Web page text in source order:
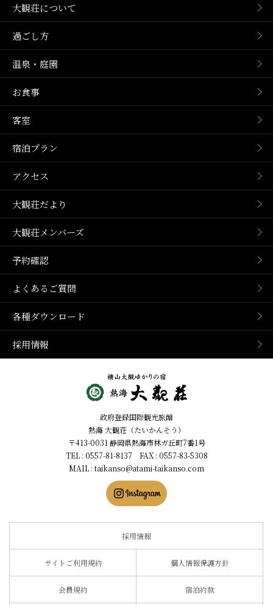
大観荘について
過ごし方
温泉・庭園
お食事
客室
宿泊プラン
アクセス
大観荘だより
大観荘メンバーズ
予約確認
よくあるご質問
各種ダウンロード
採用情報
静岡県熱海市の横山大観ゆ
かりの温泉宿 熱海 大観荘
【公式】
政府登録国際観光旅館
熱海 大観荘（たいかんそう）
〒413-0031 静岡県熱海市林ガ丘町7番1号
TEL : 0557-81-8137 FAX : 0557-83-5308
MAIL :taikanso@atami-taikanso.com
採用情報
サイトご利用規約 個人情報保護方針
会員規約 宿泊約款